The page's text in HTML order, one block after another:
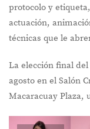
protocolo y
actuación,
técnicas que le
La elección final del
agosto en el Salón
Macaracuay Plaza,